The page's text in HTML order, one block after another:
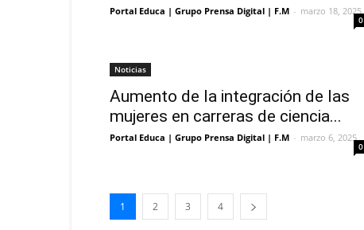
Portal Educa | Grupo Prensa Digital | F.M - marzo 18, 2025
0
Noticias
Aumento de la integración de las
mujeres en carreras de ciencia...
Portal Educa | Grupo Prensa Digital | F.M - marzo 6, 2025
0
1 2 3 4